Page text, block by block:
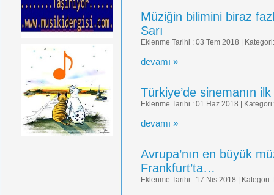
Müziğin bilimini biraz
Sarı
Eklenme Tarihi : 03 Tem 2018 |
devamı »
Türkiye’de sinemanın
Eklenme Tarihi : 01 Haz 2018 |
devamı »
Avrupa’nın en büyük
Frankfurt’ta…
Eklenme Tarihi : 17 Nis 2018 | Kategori: